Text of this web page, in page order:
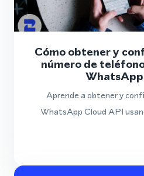
Cómo obtener y
número de
Aprende a obtener y
WhatsApp Cloud API